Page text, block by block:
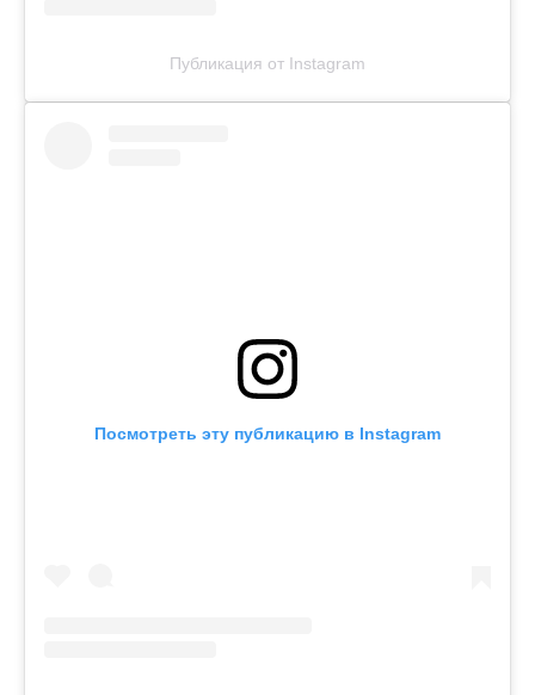
Публикация от Instagram
Посмотреть эту публикацию в Instagram